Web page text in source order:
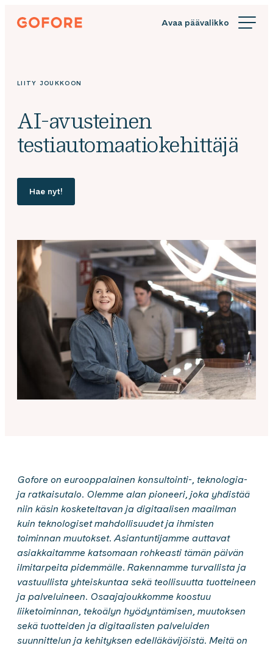
Siirry
suoraan
Gofore
knowledge
LIITY JOUKKOON
AI-avusteinen
testiautomaatiokehittäjä
Hae nyt!
Gofore on eurooppalainen konsultointi-, teknologia-
ja ratkaisutalo. Olemme alan pioneeri, joka yhdistää
niin käsin kosketeltavan ja digitaalisen maailman
kuin teknologiset mahdollisuudet ja ihmisten
toiminnan muutokset. Asiantuntijamme auttavat
asiakkaitamme katsomaan rohkeasti tämän päivän
ilmitarpeita pidemmälle. Rakennamme turvallista ja
vastuullista yhteiskuntaa sekä teollisuutta tuotteineen
ja palveluineen. Osaajajoukkomme koostuu
liiketoiminnan, tekoälyn hyödyntämisen, muutoksen
sekä tuotteiden ja digitaalisten palveluiden
suunnittelun ja kehityksen edelläkävijöistä. Meitä on